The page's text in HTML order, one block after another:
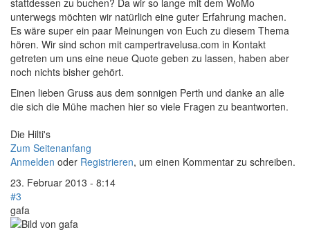
stattdessen zu buchen? Da wir so lange mit dem WoMo
unterwegs möchten wir natürlich eine guter Erfahrung machen.
Es wäre super ein paar Meinungen von Euch zu diesem Thema
hören. Wir sind schon mit campertravelusa.com in Kontakt
getreten um uns eine neue Quote geben zu lassen, haben aber
noch nichts bisher gehört.
Einen lieben Gruss aus dem sonnigen Perth und danke an alle
die sich die Mühe machen hier so viele Fragen zu beantworten.
Die Hilti's
Zum Seitenanfang
Anmelden oder Registrieren, um einen Kommentar zu schreiben.
23. Februar 2013 - 8:14
#3
gafa